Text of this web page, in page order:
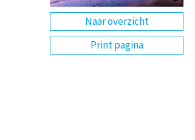
Naar overzicht
Print pagina